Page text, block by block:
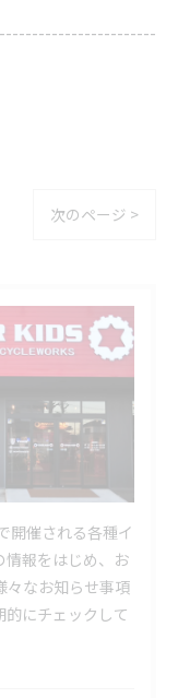
次のページ >
開催される各種イ
情報をはじめ、お
々なお知らせ事項
にチェックして